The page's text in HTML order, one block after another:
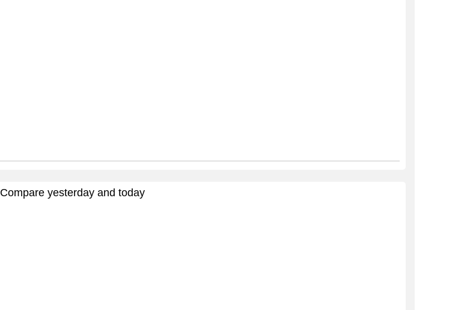
Compare yesterday and today